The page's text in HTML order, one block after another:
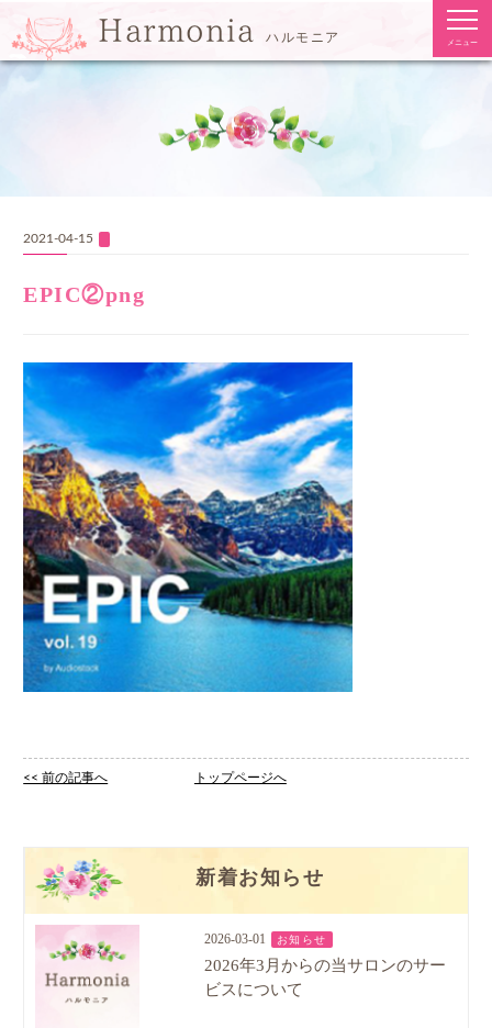
Harmonia ハルモニア メニュー
2021-04-15
EPIC②png
<< 前の記事へ トップページへ
新着お知らせ
2026-03-01 お知らせ
2026年3月からの当サロンのサー
ビスについて